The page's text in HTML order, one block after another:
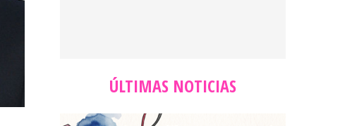
ÚLTIMAS NOTICIAS